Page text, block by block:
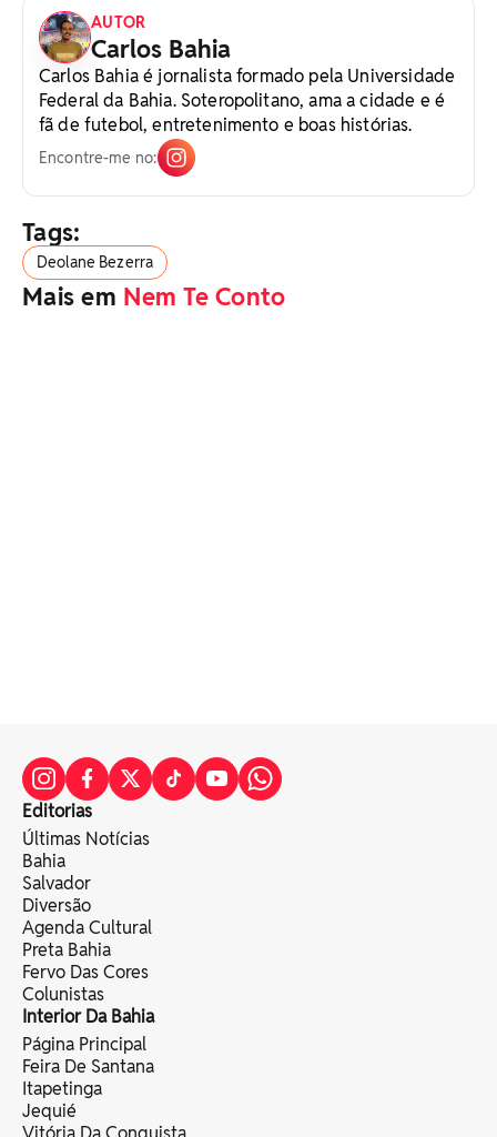
AUTOR
Carlos Bahia
Carlos Bahia é jornalista formado pela Universidade
Federal da Bahia. Soteropolitano, ama a cidade e é
fã de futebol, entretenimento e boas histórias.
Encontre-me no:
Tags:
Deolane Bezerra
Mais em Nem Te Conto
Editorias
Últimas Notícias
Bahia
Salvador
Diversão
Agenda Cultural
Preta Bahia
Fervo Das Cores
Colunistas
Interior Da Bahia
Página Principal
Feira De Santana
Itapetinga
Jequié